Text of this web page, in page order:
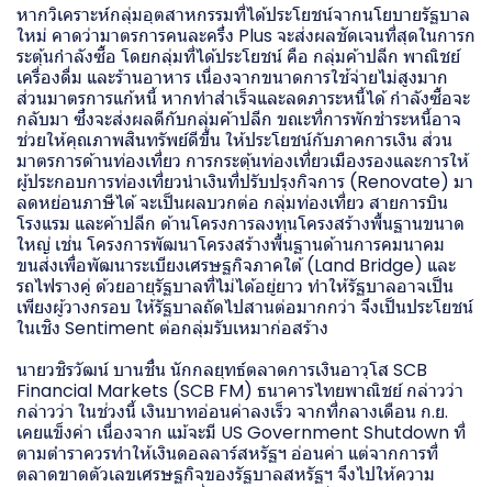
หากวิเคราะห์กลุ่มอุตสาหกรรมที่ได้ประโยชน์จากนโยบายรัฐบาล
ใหม่ คาดว่ามาตรการคนละครึ่ง Plus จะส่งผลชัดเจนที่สุดในการก
ระตุ้นกำลังซื้อ โดยกลุ่มที่ได้ประโยชน์ คือ กลุ่มค้าปลีก พาณิชย์
เครื่องดื่ม และร้านอาหาร เนื่องจากขนาดการใช้จ่ายไม่สูงมาก
ส่วนมาตรการแก้หนี้ หากทำสำเร็จและลดภาระหนี้ได้ กำลังซื้อจะ
กลับมา ซึ่งจะส่งผลดีกับกลุ่มค้าปลีก ขณะที่การพักชำระหนี้อาจ
ช่วยให้คุณภาพสินทรัพย์ดีขึ้น ให้ประโยชน์กับภาคการเงิน ส่วน
มาตรการด้านท่องเที่ยว การกระตุ้นท่องเที่ยวเมืองรองและการให้
ผู้ประกอบการท่องเที่ยวนำเงินที่ปรับปรุงกิจการ (Renovate) มา
ลดหย่อนภาษีได้ จะเป็นผลบวกต่อ กลุ่มท่องเที่ยว สายการบิน
โรงแรม และค้าปลีก ด้านโครงการลงทุนโครงสร้างพื้นฐานขนาด
ใหญ่ เช่น โครงการพัฒนาโครงสร้างพื้นฐานด้านการคมนาคม
ขนส่งเพื่อพัฒนาระเบียงเศรษฐกิจภาคใต้ (Land Bridge) และ
รถไฟรางคู่ ด้วยอายุรัฐบาลที่ไม่ได้อยู่ยาว ทำให้รัฐบาลอาจเป็น
เพียงผู้วางกรอบ ให้รัฐบาลถัดไปสานต่อมากกว่า จึงเป็นประโยชน์
ในเชิง Sentiment ต่อกลุ่มรับเหมาก่อสร้าง
นายวชิรวัฒน์ บานชื่น นักกลยุทธ์ตลาดการเงินอาวุโส SCB
Financial Markets (SCB FM) ธนาคารไทยพาณิชย์ กล่าวว่า
กล่าวว่า ในช่วงนี้ เงินบาทอ่อนค่าลงเร็ว จากที่กลางเดือน ก.ย.
เคยแข็งค่า เนื่องจาก แม้จะมี US Government Shutdown ที่
ตามตำราควรทำให้เงินดอลลาร์สหรัฐฯ อ่อนค่า แต่จากการที่
ตลาดขาดตัวเลขเศรษฐกิจของรัฐบาลสหรัฐฯ จึงไปให้ความ